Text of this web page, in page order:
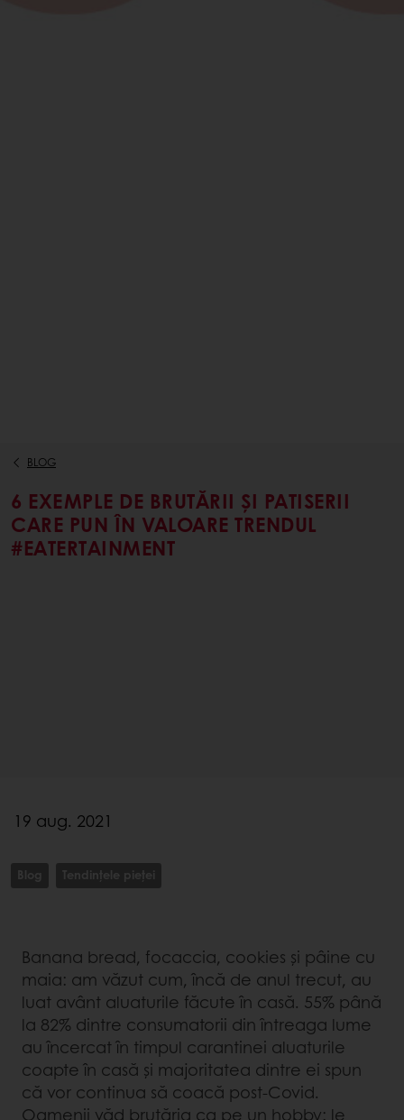
BLOG
6 EXEMPLE DE BRUTĂRII ȘI PATISERII
CARE PUN ÎN VALOARE TRENDUL
#EATERTAINMENT
19 aug. 2021
Blog Tendințele pieței
Banana bread, focaccia, cookies și pâine cu
maia: am văzut cum, încă de anul trecut, au
luat avânt aluaturile făcute în casă. 55% până
la 82% dintre consumatorii din întreaga lume
au încercat în timpul carantinei aluaturile
coapte în casă și majoritatea dintre ei spun
că vor continua să coacă post-Covid.
Oamenii văd brutăria ca pe un hobby: le